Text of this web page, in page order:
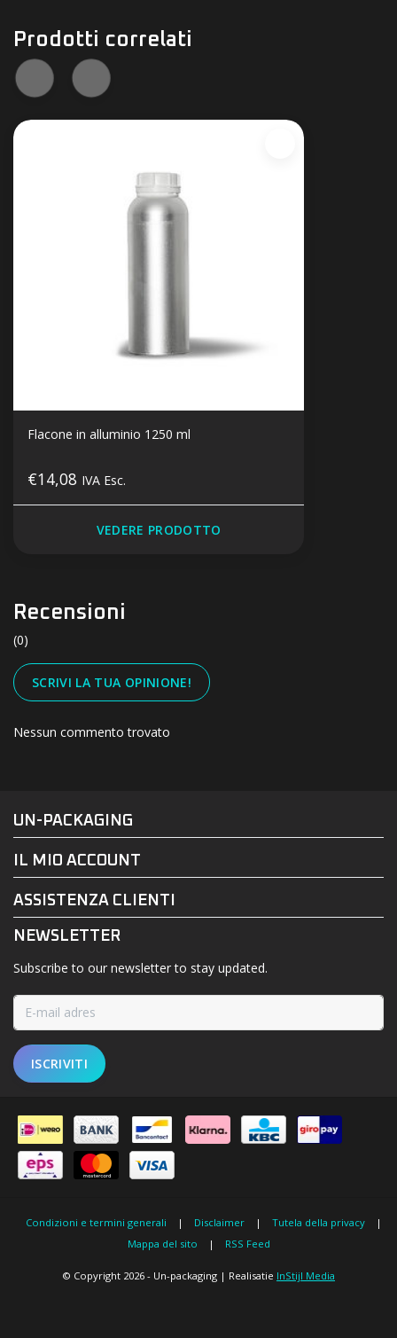
Prodotti correlati
Flacone in alluminio 1250 ml
€14,08 IVA Esc.
VEDERE PRODOTTO
Recensioni
(0)
SCRIVI LA TUA OPINIONE!
Nessun commento trovato
FACEBOOK
UN-PACKAGING
IL MIO ACCOUNT
ASSISTENZA CLIENTI
NEWSLETTER
Subscribe to our newsletter to stay updated.
ISCRIVITI
Condizioni e termini generali | Disclaimer | Tutela della privacy
|
Mappa del sito
| RSS Feed
© Copyright 2026 - Un-packaging | Realisatie InStijl Media